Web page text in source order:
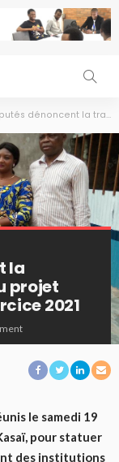
frauduleuse du projet d’édit budgétaire pour l’exercice 2021
la
projet
2021
le samedi 19
pour statuer
des institutions